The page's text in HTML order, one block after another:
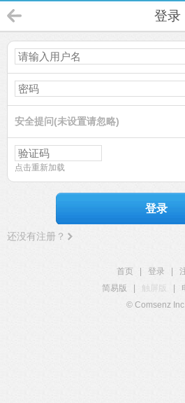
登录
安全提问(未设置请忽略)
点击重新加载
登录
还没有注册？
首页 登录
简易版
触屏版
© Comsenz Inc.